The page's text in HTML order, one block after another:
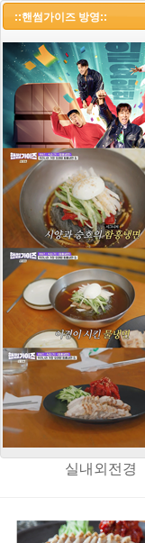
실내외전경
::냉면랩소디 1부::
::핸썸가이즈 방영::